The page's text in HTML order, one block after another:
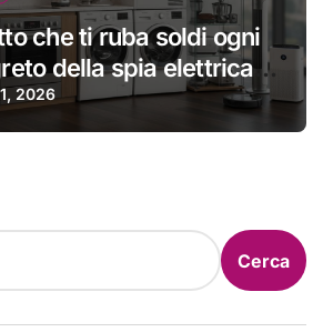
che ti ruba soldi ogni
della spia elettrica
subito | Risparmi
2026
Cerca